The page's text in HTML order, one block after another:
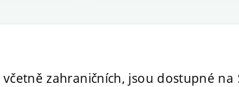
zahraničních, jsou dostupné na